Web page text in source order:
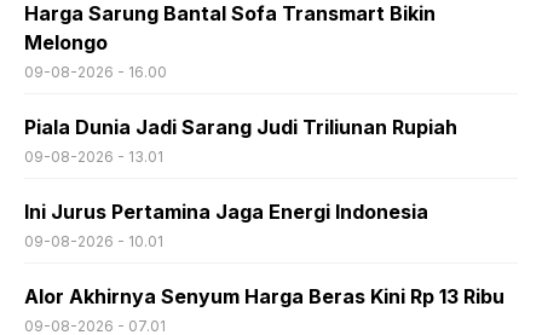
Harga Sarung Bantal Sofa Transmart Bikin
Melongo
09-08-2026 - 16.00
Piala Dunia Jadi Sarang Judi Triliunan Rupiah
09-08-2026 - 13.01
Ini Jurus Pertamina Jaga Energi Indonesia
09-08-2026 - 10.01
Alor Akhirnya Senyum Harga Beras Kini Rp 13 Ribu
09-08-2026 - 07.01